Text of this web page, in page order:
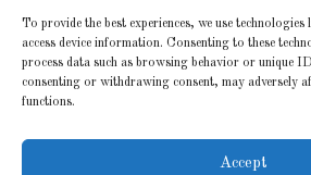
To provide the best experiences, we use
access device information. Consenting to these
process data such as browsing behavior or unique
consenting or withdrawing consent, may adversely
functions.
Accept
itseäsi hyvästä työstä!